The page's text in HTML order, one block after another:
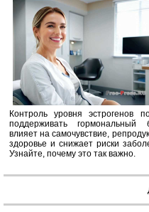
Контроль уровня эстрогенов
поддерживать гормональный
влияет на самочувствие,
здоровье и снижает риски
Узнайте, почему это так важно.